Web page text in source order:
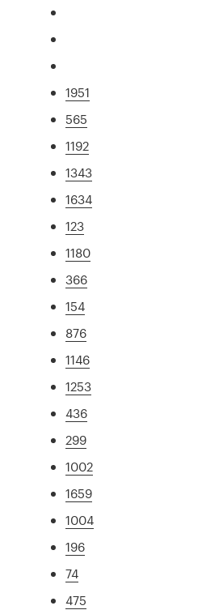
1951
565
1192
1343
1634
123
1180
366
154
876
1146
1253
436
299
1002
1659
1004
196
74
475